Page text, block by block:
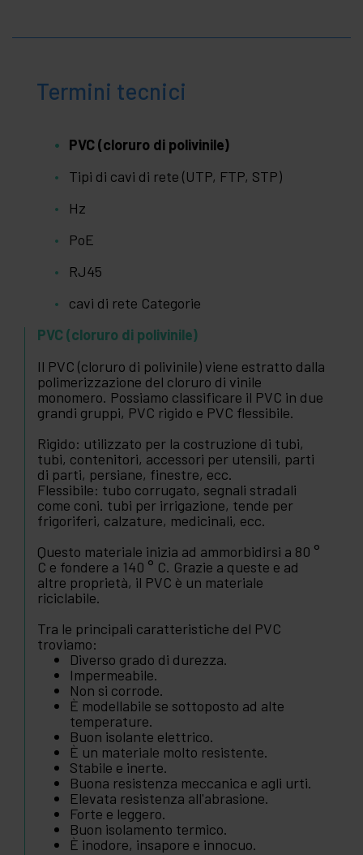
Termini tecnici
PVC (cloruro di polivinile)
Tipi di cavi di rete (UTP, FTP, STP)
Hz
PoE
RJ45
cavi di rete Categorie
PVC (cloruro di polivinile)
Il PVC (cloruro di polivinile) viene estratto dalla
polimerizzazione del cloruro di vinile
monomero. Possiamo classificare il PVC in due
grandi gruppi, PVC rigido e PVC flessibile.
Rigido: utilizzato per la costruzione di tubi,
tubi, contenitori, accessori per utensili, parti
di parti, persiane, finestre, ecc.
Flessibile: tubo corrugato, segnali stradali
come coni. tubi per irrigazione, tende per
frigoriferi, calzature, medicinali, ecc.
Questo materiale inizia ad ammorbidirsi a 80 °
C e fondere a 140 ° C. Grazie a queste e ad
altre proprietà, il PVC è un materiale
riciclabile.
Tra le principali caratteristiche del PVC
troviamo:
Diverso grado di durezza.
Impermeabile.
Non si corrode.
È modellabile se sottoposto ad alte
temperature.
Buon isolante elettrico.
È un materiale molto resistente.
Stabile e inerte.
Buona resistenza meccanica e agli urti.
Elevata resistenza all'abrasione.
Forte e leggero.
Buon isolamento termico.
È inodore, insapore e innocuo.